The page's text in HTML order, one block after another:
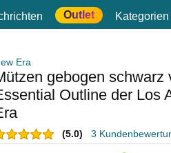
Outlet Kategorien
Era
gebogen
Outline der Los
(5.0) 3